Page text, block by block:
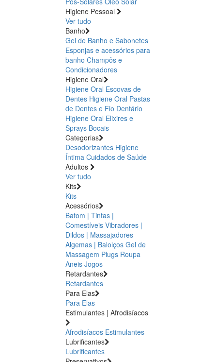
Higiene Pessoal
Ver tudo
Banho
Gel de Banho e Sabonetes
Esponjas e acessórios para
banho Champôs e
Condicionadores
Higiene Oral
Higiene Oral Escovas de
Dentes Higiene Oral Pastas
de Dentes e Fio Dentário
Higiene Oral Elixires e
Sprays Bocais
Categorias
Desodorizantes Higiene
Íntima Cuidados de Saúde
Adultos
Ver tudo
Kits
Kits
Acessórios
Batom | Tintas |
Comestíveis Vibradores |
Dildos | Massajadores
Algemas | Baloiços Gel de
Massagem Plugs Roupa
Aneis Jogos
Retardantes
Retardantes
Para Elas
Para Elas
Estimulantes | Afrodisíacos
Afrodisíacos Estimulantes
Lubrificantes
Lubrificantes